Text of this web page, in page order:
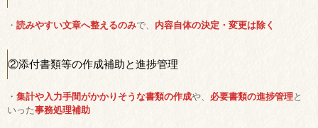
・ 読みやすい文章へ整えるのみで、 内容自体の決定・変更は除く
②添付書類等の作成補助と進捗管理
・ 集計や入力手間がかかりそうな書類の作成や、 必要書類の進捗管理と
いった事務処理補助